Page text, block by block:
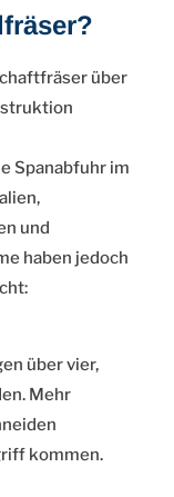
über
Spanabfuhr im
und
haben jedoch
über vier,
Mehr
kommen.